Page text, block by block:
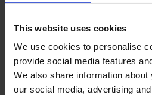
This website uses cookies
We use cookies to personalise
provide social media features
We also share information
our social media, advertising
Fotpinnegummi 14mm
Sachs/MCB klassisk
modell
02-58-103